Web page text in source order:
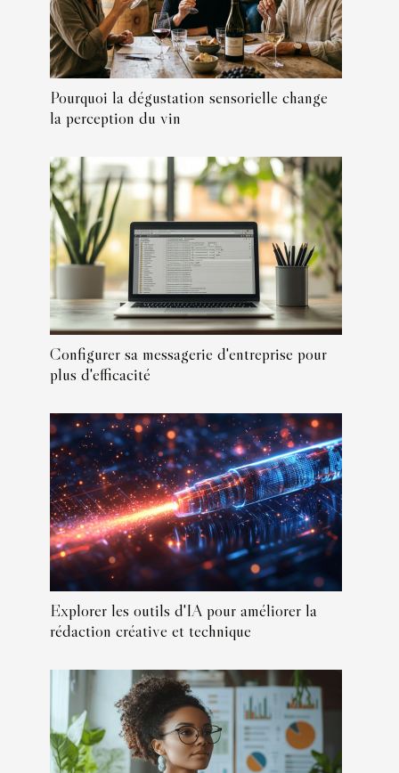
Pourquoi la dégustation sensorielle change
la perception du vin
Configurer sa messagerie d'entreprise pour
plus d'efficacité
Explorer les outils d'IA pour améliorer la
rédaction créative et technique